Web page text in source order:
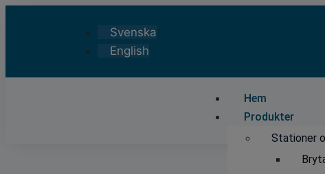
Svenska
English
Hem
Produkter
Stationer